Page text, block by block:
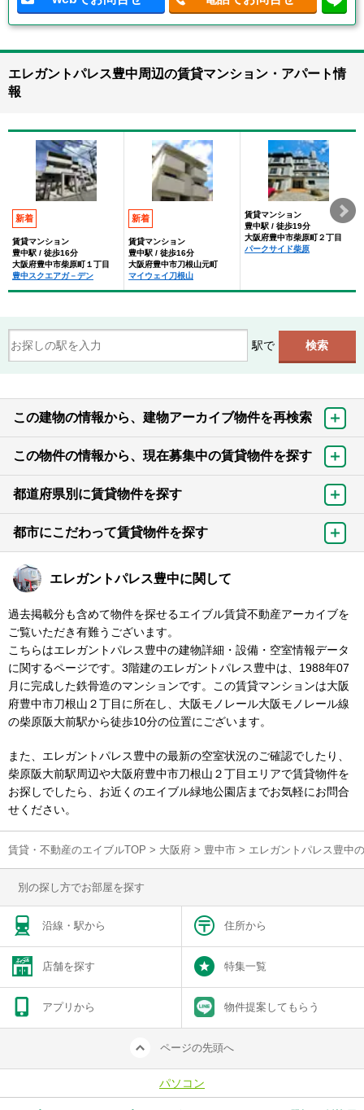
エレガントパレス豊中周辺の賃貸マンション・アパート情
報
新着
賃貸マンション
豊中駅 / 徒歩16分
大阪府豊中市柴原町１丁目
豊中スクエアガ－デン
新着
賃貸マンション
豊中駅 / 徒歩16分
大阪府豊中市刀根山元町
マイウェイ刀根山
賃貸マンション
豊中駅 / 徒歩19分
大阪府豊中市柴原町２丁目
パークサイド柴原
駅で
この建物の情報から、建物アーカイブ物件を再検索
この物件の情報から、現在募集中の賃貸物件を探す
都道府県別に賃貸物件を探す
都市にこだわって賃貸物件を探す
エレガントパレス豊中に関して
過去掲載分も含めて物件を探せるエイブル賃貸不動産アーカイブを
ご覧いただき有難うございます。
こちらはエレガントパレス豊中の建物詳細・設備・空室情報データ
に関するページです。3階建のエレガントパレス豊中は、1988年07
月に完成した鉄骨造のマンションです。この賃貸マンションは大阪
府豊中市刀根山２丁目に所在し、大阪モノレール大阪モノレール線
の柴原阪大前駅から徒歩10分の位置にございます。
また、エレガントパレス豊中の最新の空室状況のご確認でしたり、
柴原阪大前駅周辺や大阪府豊中市刀根山２丁目エリアで賃貸物件を
お探しでしたら、お近くのエイブル緑地公園店までお気軽にお問合
せください。
賃貸・不動産のエイブルTOP > 大阪府 > 豊中市 > エレガントパレス豊中
別の探し方でお部屋を探す
沿線・駅から 住所から
店舗を探す 特集一覧
アプリから 物件提案してもらう
ページの先頭へ
パソコン